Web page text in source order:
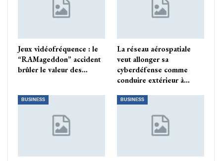
Jeux vidéofréquence : le
“RAMageddon” accident
brûler le valeur des…
La réseau aérospatiale
veut allonger sa
cyberdéfense comme
conduire extérieur à…
BUSINESS BUSINESS